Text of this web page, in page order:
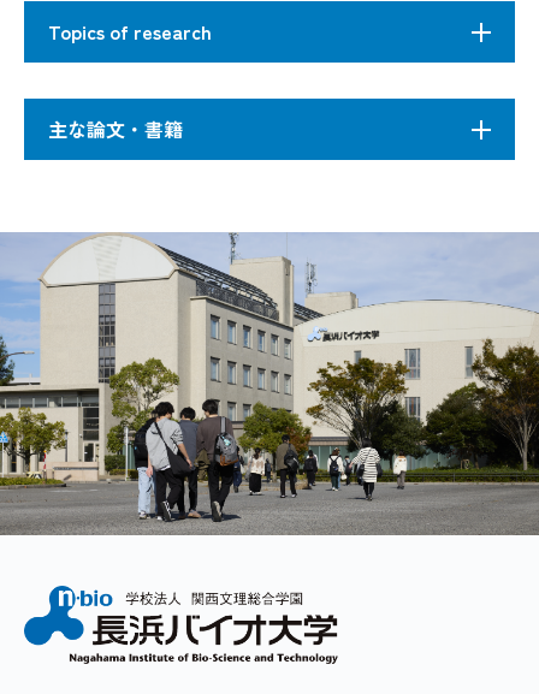
シミュレーション
その一部は癌細胞やウィルスにも効果があるとい
われています。分子の動きをコンピュータで計算
して「物理的に正しい」動画をつくる技術（分子
レーションなどを行い、その働きの解明を進めて
います。
卒業研究テーマ例
分子動力学シミュレーションによる、蛋白質
フォールディングの研究
分子動力学シミュレーションによる、抗菌ペプ
リカ交換アンブレラサンプリングなどの立体構造
探索手法やその他の手法を活用し、生体分子の構
造変化や機能の研究を行っている。
生体内では非常に多くの種類のタンパク質分子
が使われている。それらは種類（アミノ酸配列）
によって定まっている特定の立体構造を形成（折
れ畳み）して特異的な機能を発揮する。生体内で
は分子シャペロンが折れ畳みを助けているが、千
種類以上あると言われている折れ畳み構造
（フォールド）へペプチド鎖を積極的に「折れ畳
ませる」機能を持つ生体内分子機械は存在しな
い。そのため、個々のタンパク質分子は自発的に
我々は分子動力学法（MD）などのシミュレーショ
ン技法を活用して、タンパク質やペプチド分子の
自発的な構造形成機構を研究してきた。水溶媒中
Topics of research
Proteins are macromolecules that play important
roles in most physiological processes. We should be
able to understand the molecular mechanisms of the
based on their structures and dynamics. We are
studying protein folding and function by use of
techniques of molecular dynamics (MD) simulation.
MD is useful for observing and studying protein's
conformational changes and fluctuations at atomic
level. However, MD of protein systems has some
limitations due to its computational cost. Thus
methods for efficient simulations are required.
We adopt replica-exchange method (REM) and its
derivatives, which were introduced by Sugita and
Okamoto for protein systems at first, for efficient
development and its application to biological
molecules.
主な論文・書籍
1
molecular dynamics simulations',
依田、杉田、岡本「疎水コアとα-ヘリッ
学会誌）, 52 (1), 022-023 (2012)
3
T.Yoda, Y.Sugita, & Y.Okamoto,
simulations',Biophys. J.99 (5), 1637-1644
4
T.Yoda, Y.Sugita, and Y.Okamoto,
5
T.Yoda, Y. Sugita and Y.Okamoto,
Lett.386, 460-467 (2004)